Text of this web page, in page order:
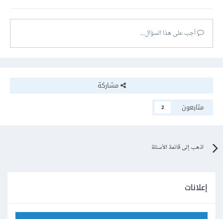
أجب على هذا السؤال...
مشاركة
متابعون
2
اذهب إلى قائمة الأسئلة
إعلانات